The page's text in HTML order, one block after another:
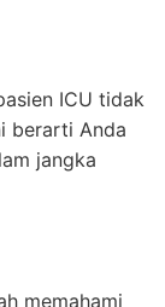
ICU tidak
berarti Anda
jangka
memahami